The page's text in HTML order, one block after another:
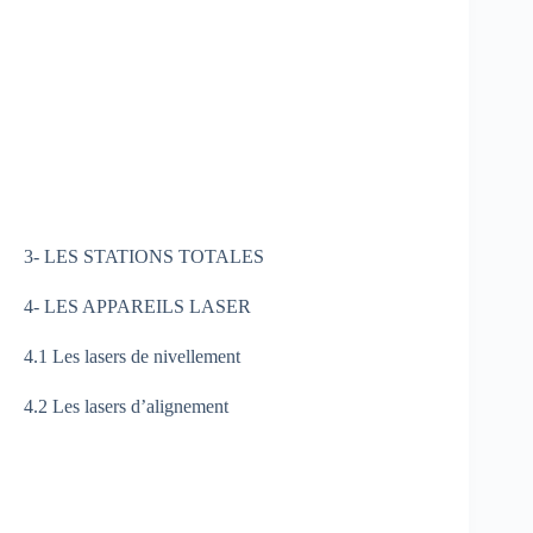
3- LES STATIONS TOTALES
4- LES APPAREILS LASER
4.1 Les lasers de nivellement
4.2 Les lasers d’alignement